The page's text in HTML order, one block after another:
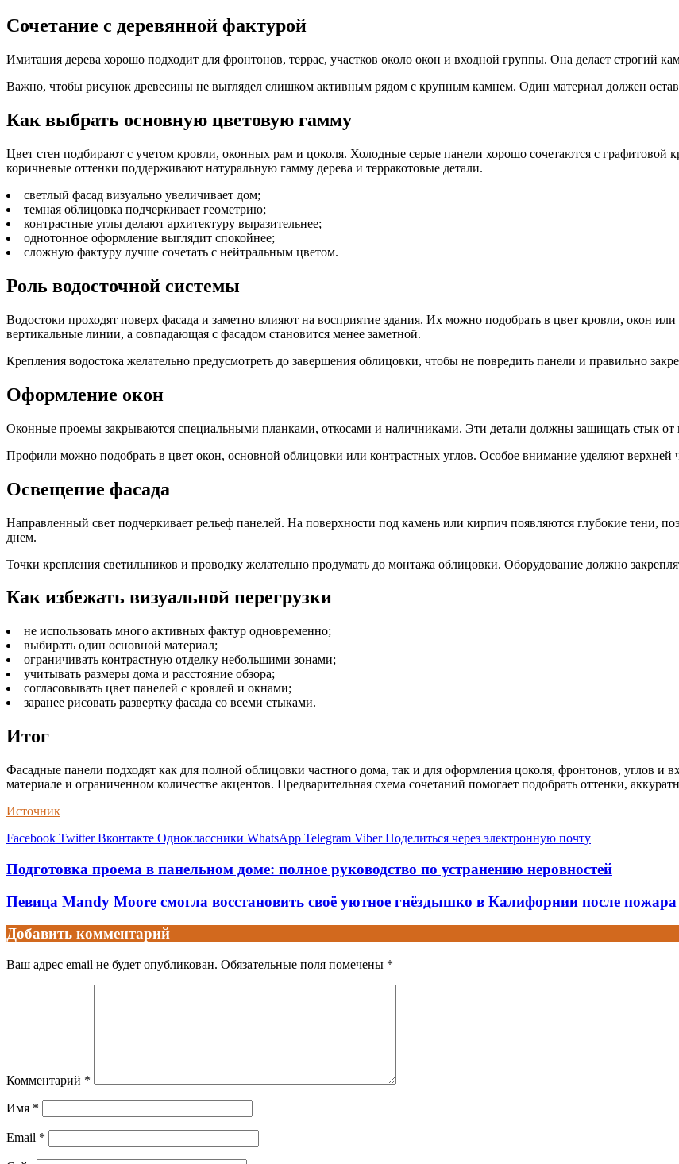
Сочетание с деревянной фактурой
Имитация дерева хорошо подходит для фронтонов, террас, участков около окон и входной группы. Она делает строгий
Важно, чтобы рисунок древесины не выглядел слишком активным рядом с крупным камнем. Один материал должен
Как выбрать основную цветовую гамму
Цвет стен подбирают с учетом кровли, оконных рам и цоколя. Холодные серые панели хорошо сочетаются с графитовой
коричневые оттенки поддерживают натуральную гамму дерева и терракотовые детали.
светлый фасад визуально увеличивает дом;
темная облицовка подчеркивает геометрию;
контрастные углы делают архитектуру выразительнее;
однотонное оформление выглядит спокойнее;
сложную фактуру лучше сочетать с нейтральным цветом.
Роль водосточной системы
Водостоки проходят поверх фасада и заметно влияют на восприятие здания. Их можно подобрать в цвет кровли, окон
вертикальные линии, а совпадающая с фасадом становится менее заметной.
Крепления водостока желательно предусмотреть до завершения облицовки, чтобы не повредить панели и правильно
Оформление окон
Оконные проемы закрываются специальными планками, откосами и наличниками. Эти детали должны защищать стык
Профили можно подобрать в цвет окон, основной облицовки или контрастных углов. Особое внимание уделяют верхней
Освещение фасада
Направленный свет подчеркивает рельеф панелей. На поверхности под камень или кирпич появляются глубокие тени,
днем.
Точки крепления светильников и проводку желательно продумать до монтажа облицовки. Оборудование должно
Как избежать визуальной перегрузки
не использовать много активных фактур одновременно;
выбирать один основной материал;
ограничивать контрастную отделку небольшими зонами;
учитывать размеры дома и расстояние обзора;
согласовывать цвет панелей с кровлей и окнами;
заранее рисовать развертку фасада со всеми стыками.
Итог
Фасадные панели подходят как для полной облицовки частного дома, так и для оформления цоколя, фронтонов, углов
материале и ограниченном количестве акцентов. Предварительная схема сочетаний помогает подобрать оттенки,
Источник
Facebook Twitter Вконтакте Одноклассники WhatsApp Telegram Viber Поделиться через электронную почту
Подготовка проема в панельном доме: полное руководство по устранению неровностей
Певица Mandy Moore смогла восстановить своё уютное гнёздышко в Калифорнии после пожара
Добавить комментарий
Ваш адрес email не будет опубликован. Обязательные поля помечены *
Комментарий *
Имя *
Email *